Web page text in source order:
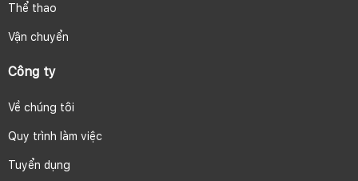
Thể thao
Vận chuyển
Công ty
Về chúng tôi
Quy trình làm việc
Tuyển dụng